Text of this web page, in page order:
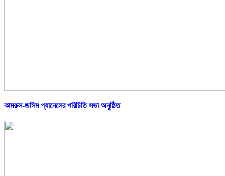
কামরুল-জসিম প্যানেলের পরিচিতি সভা অনুষ্ঠিত